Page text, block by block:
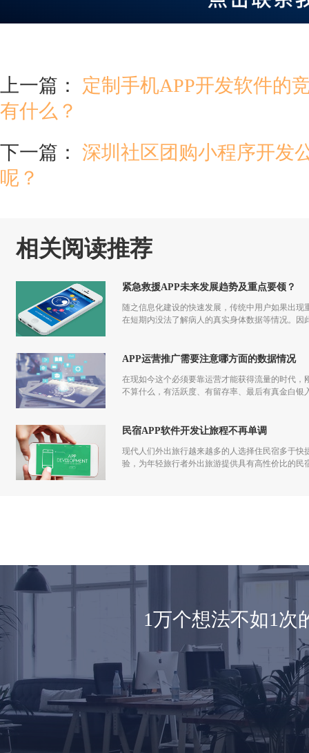
上一篇： 定制手机APP开发软件的
有什么？
下一篇： 深圳社区团购小程序开发
呢？
相关阅读推荐
紧急救援APP未来发展趋势及重点要领？
随之信息化建设的快速发展，传统中用户如果出
在短期内没法了解病人的真实身体数据等情况。
APP运营推广需要注意哪方面的数据情况
在现如今这个必须要靠运营才能获得流量的时代
不算什么，有活跃度、有留存率、最后有真金白
民宿APP软件开发让旅程不再单调
现代人们外出旅行越来越多的人选择住民宿多于快
验，为年轻旅行者外出旅游提供具有高性价比的民
1万个想法不如1次